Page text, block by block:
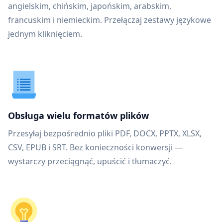
angielskim, chińskim, japońskim, arabskim,
francuskim i niemieckim. Przełączaj zestawy językowe
jednym kliknięciem.
Obsługa wielu formatów plików
Przesyłaj bezpośrednio pliki PDF, DOCX, PPTX, XLSX,
CSV, EPUB i SRT. Bez konieczności konwersji —
wystarczy przeciągnąć, upuścić i tłumaczyć.